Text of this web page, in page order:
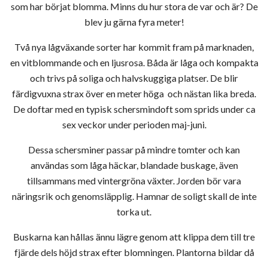
som har börjat blomma. Minns du hur stora de var och är? De
blev ju gärna fyra meter!
Två nya lågväxande sorter har kommit fram på marknaden,
en vitblommande och en ljusrosa. Båda är låga och kompakta
och trivs på soliga och halvskuggiga platser. De blir
färdigvuxna strax över en meter höga och nästan lika breda.
De doftar med en typisk schersmindoft som sprids under ca
sex veckor under perioden maj-juni.
Dessa schersminer passar på mindre tomter och kan
användas som låga häckar, blandade buskage, även
tillsammans med vintergröna växter. Jorden bör vara
näringsrik och genomsläpplig. Hamnar de soligt skall de inte
torka ut.
Buskarna kan hållas ännu lägre genom att klippa dem till tre
fjärde dels höjd strax efter blomningen. Plantorna bildar då